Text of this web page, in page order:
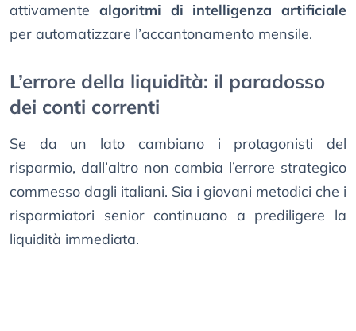
attivamente algoritmi di intelligenza artificiale
per automatizzare l’accantonamento mensile.
L’errore della liquidità: il paradosso
dei conti correnti
Se da un lato cambiano i protagonisti del
risparmio, dall’altro non cambia l’errore strategico
commesso dagli italiani. Sia i giovani metodici che i
risparmiatori senior continuano a prediligere la
liquidità immediata.